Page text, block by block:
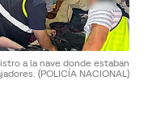
a la nave donde estaban
(POLICÍA NACIONAL)